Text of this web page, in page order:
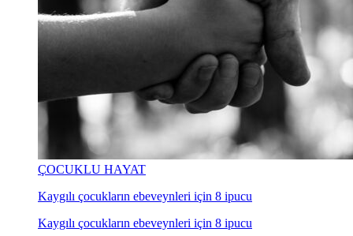
ÇOCUKLU HAYAT
Kaygılı çocukların ebeveynleri için 8 ipucu
Kaygılı çocukların ebeveynleri için 8 ipucu